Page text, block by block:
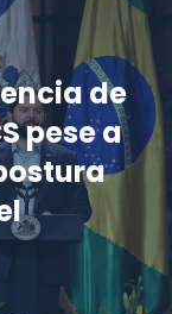
de
pese a